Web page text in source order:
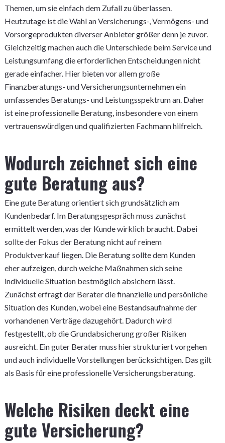
Themen, um sie einfach dem Zufall zu überlassen.
Heutzutage ist die Wahl an Versicherungs-, Vermögens- und
Vorsorgeprodukten diverser Anbieter größer denn je zuvor.
Gleichzeitig machen auch die Unterschiede beim Service und
Leistungsumfang die erforderlichen Entscheidungen nicht
gerade einfacher. Hier bieten vor allem große
Finanzberatungs- und Versicherungsunternehmen ein
umfassendes Beratungs- und Leistungsspektrum an. Daher
ist eine professionelle Beratung, insbesondere von einem
vertrauenswürdigen und qualifizierten Fachmann hilfreich.
Wodurch zeichnet sich eine
gute Beratung aus?
Eine gute Beratung orientiert sich grundsätzlich am
Kundenbedarf. Im Beratungsgespräch muss zunächst
ermittelt werden, was der Kunde wirklich braucht. Dabei
sollte der Fokus der Beratung nicht auf reinem
Produktverkauf liegen. Die Beratung sollte dem Kunden
eher aufzeigen, durch welche Maßnahmen sich seine
individuelle Situation bestmöglich absichern lässt.
Zunächst erfragt der Berater die finanzielle und persönliche
Situation des Kunden, wobei eine Bestandsaufnahme der
vorhandenen Verträge dazugehört. Dadurch wird
festgestellt, ob die Grundabsicherung großer Risiken
ausreicht. Ein guter Berater muss hier strukturiert vorgehen
und auch individuelle Vorstellungen berücksichtigen. Das gilt
als Basis für eine professionelle Versicherungsberatung.
Welche Risiken deckt eine
gute Versicherung?